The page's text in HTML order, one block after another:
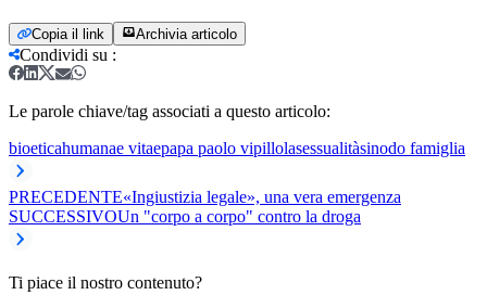
Copia il link Archivia articolo
Condividi su :
Le parole chiave/tag associati a questo articolo:
bioeticahumanae vitaepapa paolo vipillolasessualitàsinodo famiglia
PRECEDENTE«Ingiustizia legale», una vera emergenza
SUCCESSIVOUn "corpo a corpo" contro la droga
Ti piace il nostro contenuto?